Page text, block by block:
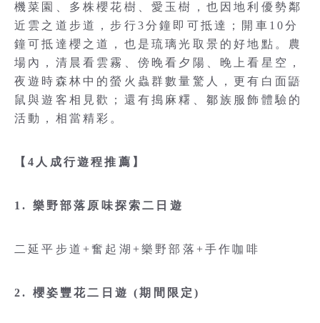
機菜園、多株櫻花樹、愛玉樹，也因地利優勢鄰
近雲之道步道，步行3分鐘即可抵達；開車10分
鐘可抵達櫻之道，也是琉璃光取景的好地點。農
場內，清晨看雲霧、傍晚看夕陽、晚上看星空，
夜遊時森林中的螢火蟲群數量驚人，更有白面鼯
鼠與遊客相見歡；還有搗麻糬、鄒族服飾體驗的
活動，相當精彩。
【4人成行遊程推薦】
1. 樂野部落原味探索二日遊
二延平步道+奮起湖+樂野部落+手作咖啡
2. 櫻姿豐花二日遊 (期間限定)